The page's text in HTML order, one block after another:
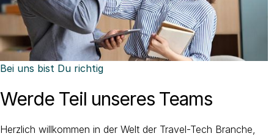
Bei uns bist Du richtig
Werde Teil unseres Teams
Herzlich willkommen in der Welt der Travel-Tech Branche,